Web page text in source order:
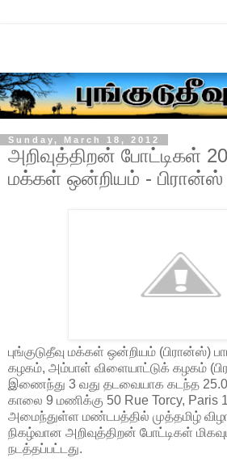
Sunday, March 18, 2012
அறிவுத்திறன் போட்டிகள்
மக்கள் ஒன்றியம் - பிரான்ஸ்
புங்குடுதீவு மக்கள் ஒன்றியம் (பிரான்ஸ்)
கழகம், அம்பாள் விளையாட்டுக் கழகம்
இணைந்து 3 வது தடவையாக கடந்த
காலை 9 மணிக்கு 50 Rue Torcy, Paris
அமைந்துள்ள மண்டபத்தில் முத்தமிழ்
நிகழ்வான அறிவுத்திறன் போட்டிகள்
நடத்தப்பட்டது.